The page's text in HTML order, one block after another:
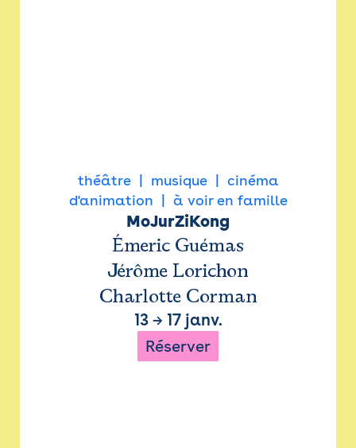
théâtre musique
cinéma
d'animation
à voir en famille
MoJurZiKong
Émeric Guémas
Jérôme Lorichon
Charlotte Corman
13→ 17 janv.
Réserver